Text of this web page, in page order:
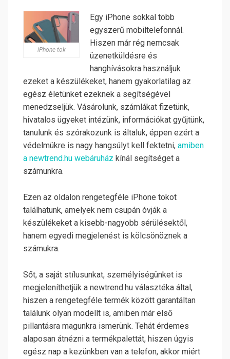
iPhone tok
Egy iPhone sokkal több
egyszerű mobiltelefonnál.
Hiszen már rég nemcsak
üzenetküldésre és
hanghívásokra használjuk
ezeket a készülékeket, hanem gyakorlatilag az
egész életünket ezeknek a segítségével
menedzseljük. Vásárolunk, számlákat fizetünk,
hivatalos ügyeket intézünk, információkat gyűjtünk,
tanulunk és szórakozunk is általuk, éppen ezért a
védelmükre is nagy hangsúlyt kell fektetni, amiben
a newtrend.hu webáruház kínál segítséget a
számunkra.
Ezen az oldalon rengetegféle iPhone tokot
találhatunk, amelyek nem csupán óvják a
készülékeket a kisebb-nagyobb sérülésektől,
hanem egyedi megjelenést is kölcsönöznek a
számukra.
Sőt, a saját stílusunkat, személyiségünket is
megjeleníthetjük a newtrend.hu választéka által,
hiszen a rengetegféle termék között garantáltan
találunk olyan modellt is, amiben már első
pillantásra magunkra ismerünk. Tehát érdemes
alaposan átnézni a termékpalettát, hiszen úgyis
egész nap a kezünkben van a telefon, akkor miért